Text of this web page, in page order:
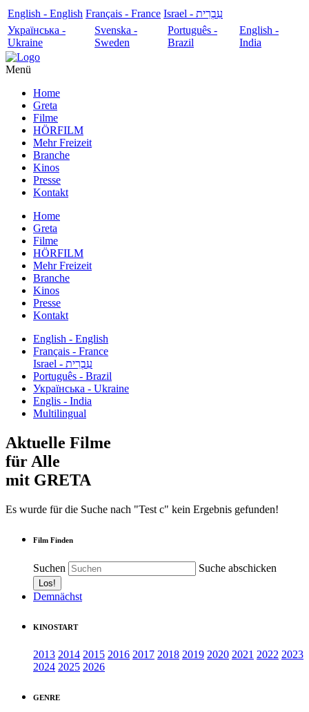
English - English Français - France
עִבְרִית - Israel
Українська -
Ukraine
Svenska -
Sweden
Português -
Brazil
English -
India
Menü
Home
Greta
Filme
HÖRFILM
Mehr Freizeit
Branche
Kinos
Presse
Kontakt
Home
Greta
Filme
HÖRFILM
Mehr Freizeit
Branche
Kinos
Presse
Kontakt
English - English
Français - France
עִבְרִית - Israel
Português - Brazil
Українська - Ukraine
Englis - India
Multilingual
Aktuelle Filme
für Alle
mit GRETA
Es wurde für die Suche nach "Test c" kein Ergebnis gefunden!
Film Finden
Suchen Suche abschicken
Demnächst
KINOSTART
2013 2014 2015 2016 2017 2018 2019 2020 2021 2022 2023
2024 2025 2026
GENRE